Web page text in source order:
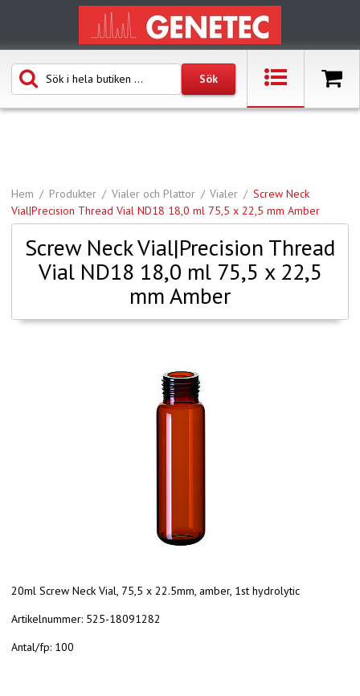
Hem Produkter Vialer och Plattor Vialer
Screw Neck
Vial|Precision Thread Vial ND18 18,0 ml 75,5 x 22,5 mm Amber
Screw Neck Vial|Precision Thread
Vial ND18 18,0 ml 75,5 x 22,5
mm Amber
20ml Screw Neck Vial, 75,5 x 22.5mm, amber, 1st hydrolytic
Artikelnummer: 525-18091282
Antal/fp: 100